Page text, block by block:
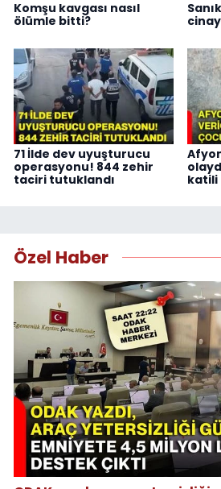
Komşu kavgası nasıl
ölümle bitti?
71 İlde dev uyuşturucu
operasyonu! 844 zehir
taciri tutuklandı
katili
Özel Haber